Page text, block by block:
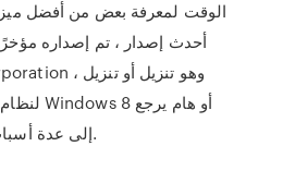
الوقت لمعرفة بعض من أفضل
إلى عدة أسباب ستتم مناقشتها الآن.